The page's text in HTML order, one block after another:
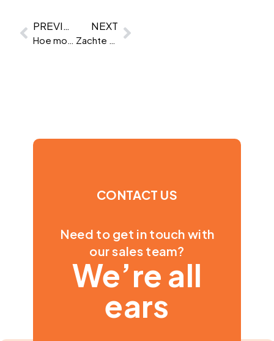
PREVIOUS
Hoe moet je je psychometrische rapporten lezen?
NEXT
Zachte vaardigheden voor managers
CONTACT US
Need to get in touch with
our sales team?
We’re all
ears